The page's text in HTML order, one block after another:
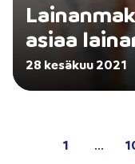
asiaa
28 kesäkuu 2021
1 ...